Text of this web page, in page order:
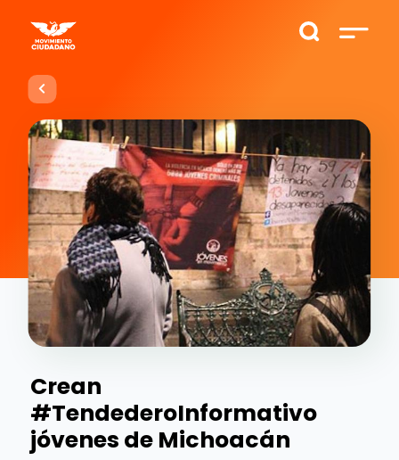
Crean
#TendederoInformativo
jóvenes de Michoacán